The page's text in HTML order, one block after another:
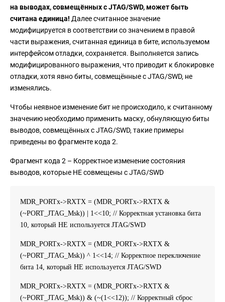
на выводах, совмещённых с JTAG/SWD, может быть
считана единица! Далее считанное значение
модифицируется в соответствии со значением в правой
части выражения, считанная единица в бите, используемом
интерфейсом отладки, сохраняется. Выполняется запись
модифицированного выражения, что приводит к блокировке
отладки, хотя явно биты, совмещённые с JTAG/SWD, не
изменялись.
Чтобы неявное изменение бит не происходило, к считанному
значению необходимо применить маску, обнуляющую биты
выводов, совмещённых с JTAG/SWD, такие примеры
приведены во фрагменте кода 2.
Фрагмент кода 2 – Корректное изменение состояния
выводов, которые НЕ совмещены с JTAG/SWD
MDR_PORTx->RXTX = (MDR_PORTx->RXTX &
(~PORT_JTAG_Msk)) | 1<<10; // Корректная установка бита
10, который НЕ используется JTAG/SWD
MDR_PORTx->RXTX = (MDR_PORTx->RXTX &
(~PORT_JTAG_Msk)) ^ 1<<14; // Корректное переключение
бита 14, который НЕ используется JTAG/SWD
MDR_PORTx->RXTX = (MDR_PORTx->RXTX &
(~PORT_JTAG_Msk)) & (~(1<<12)); // Корректный сброс